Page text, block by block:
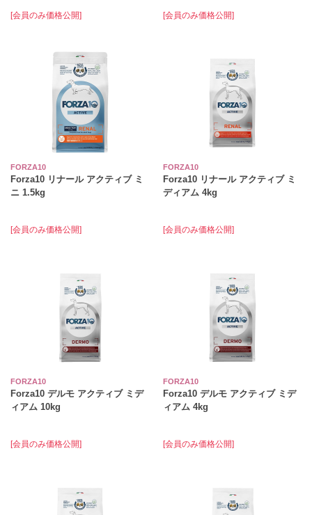
[会員のみ価格公開] [会員のみ価格公開]
FORZA10
Forza10 リナール アクティブ ミ
ニ 1.5kg
[会員のみ価格公開]
FORZA10
Forza10 リナール アクティブ ミ
ディアム 4kg
[会員のみ価格公開]
FORZA10
Forza10 デルモ アクティブ ミデ
ィアム 10kg
[会員のみ価格公開]
FORZA10
Forza10 デルモ アクティブ ミデ
ィアム 4kg
[会員のみ価格公開]